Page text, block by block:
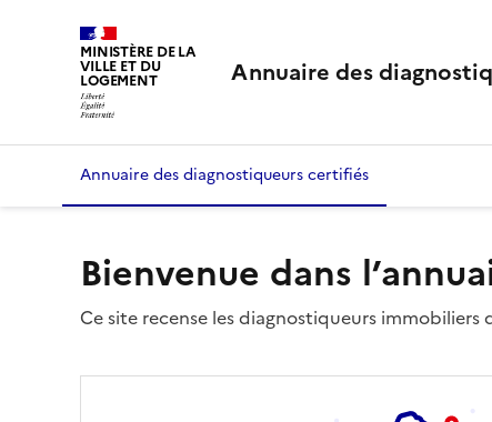
MINISTÈRE DE LA
VILLE ET DU
LOGEMENT Annuaire des
Annuaire des diagnostiqueurs certifiés
Bienvenue dans
Ce site recense les diagnostiqueurs